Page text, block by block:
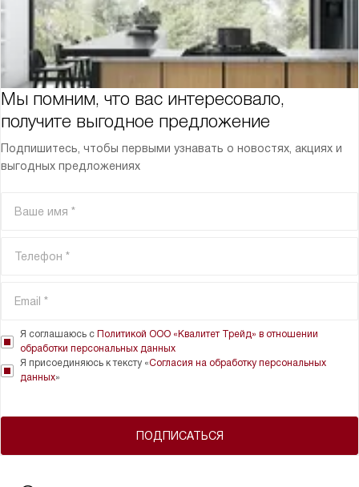
Мы помним, что вас интересовало,
получите выгодное предложение
Подпишитесь, чтобы первыми узнавать о новостях, акциях и
выгодных предложениях
ПОДПИСАТЬСЯ
Я соглашаюсь с Политикой ООО «Квалитет Трейд» в отношении
обработки персональных данных
Я присоединяюсь к тексту «Согласия на обработку персональных
данных»